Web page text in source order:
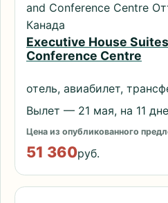
and Conference Centre
Канада
Executive House
Conference Centre
отель, авиабилет,
Вылет — 21 мая, на 11
Цена из опубликованного
51 360руб.